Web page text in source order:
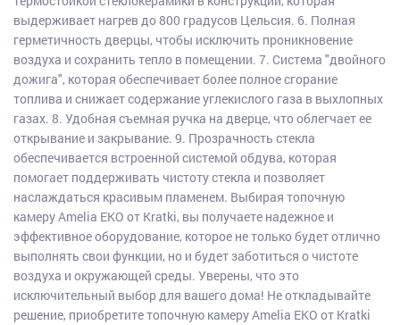
выдерживает нагрев до 800 градусов Цельсия. 6. Полная
герметичность дверцы, чтобы исключить проникновение
воздуха и сохранить тепло в помещении. 7. Система "двойного
дожига", которая обеспечивает более полное сгорание
топлива и снижает содержание углекислого газа в выхлопных
газах. 8. Удобная съемная ручка на дверце, что облегчает ее
открывание и закрывание. 9. Прозрачность стекла
обеспечивается встроенной системой обдува, которая
помогает поддерживать чистоту стекла и позволяет
наслаждаться красивым пламенем. Выбирая топочную
камеру Amelia EKO от Kratki, вы получаете надежное и
эффективное оборудование, которое не только будет отлично
выполнять свои функции, но и будет заботиться о чистоте
воздуха и окружающей среды. Уверены, что это
исключительный выбор для вашего дома! Не откладывайте
решение, приобретите топочную камеру Amelia EKO от Kratki